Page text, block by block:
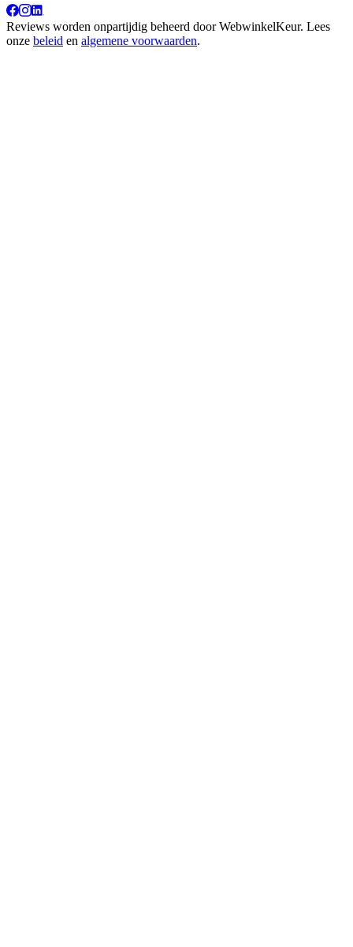
Reviews worden onpartijdig beheerd doorWebwinkelKeur. Lees
onze beleid en algemene voorwaarden.